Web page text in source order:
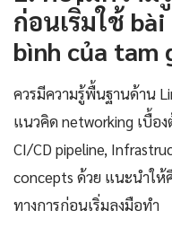
ก่อนเริ่มใช้
bình của tam
ควรมีความรู้พื้นฐานด้าน
แนวคิด networking เบื้อ
CI/CD pipeline,
concepts ด้วย แนะนำให้
ทางการก่อนเริ่มลงมือทำ